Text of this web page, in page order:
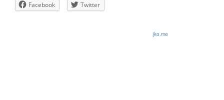
Facebook Twitter
jko.me